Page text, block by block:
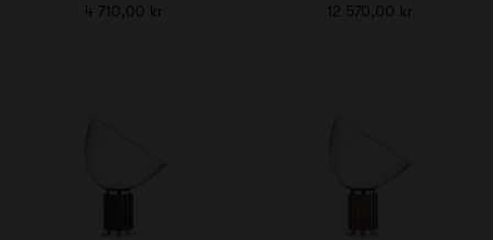
4 710,00 kr 12 570,00 kr